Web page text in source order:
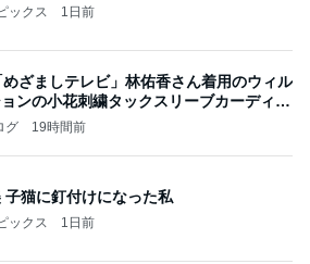
ックス 1日前
ざましテレビ」林佑香さん着用のウィル
ンの小花刺繍タックスリーブカーディガ
グ 19時間前
子猫に釘付けになった私
ックス 1日前